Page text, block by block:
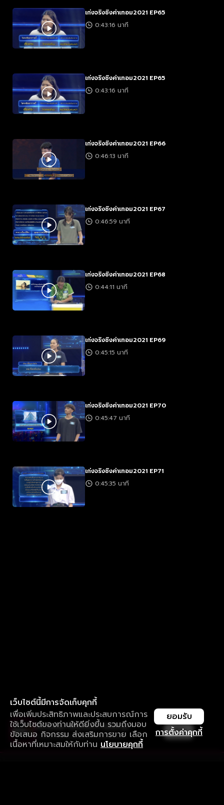
เก่งจริงชิงค่าเทอม2021 EP65
0:43:16 นาที
เก่งจริงชิงค่าเทอม2021 EP65
0:43:16 นาที
เก่งจริงชิงค่าเทอม2021 EP66
0:46:13 นาที
เก่งจริงชิงค่าเทอม2021 EP67
0:46:59 นาที
เก่งจริงชิงค่าเทอม2021 EP68
0:44:11 นาที
เก่งจริงชิงค่าเทอม2021 EP69
0:45:15 นาที
เก่งจริงชิงค่าเทอม2021 EP70
0:45:47 นาที
เก่งจริงชิงค่าเทอม2021 EP71
0:45:35 นาที
เว็บไซต์นี้มีการจัดเก็บคุกกี้
เพื่อเพิ่มประสิทธิภาพและประสบการณ์การ
ใช้เว็บไซต์ของท่านให้ดียิ่งขึ้น รวมถึงมอบ
ข้อเสนอ กิจกรรม ส่งเสริมการขาย เลือก
เนื้อหาที่เหมาะสมให้กับท่าน นโยบายคุกกี้
การตั้งค่าคุกกี้
ยอมรับ
ใช้งานแอป ลื่นไหลกว่า ไม่มีสะดุด
ดาวน์โหลดแอปเพื่อการรับชมที่ดีกว่า เปิด